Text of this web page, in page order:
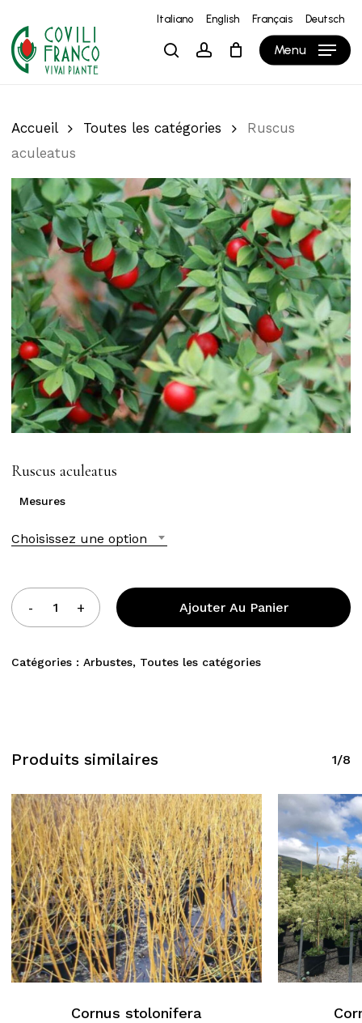
main
content
Italiano English Français Deutsch
searchaccount Menu
Panier Close
Cart
Accueil Toutes les catégories
Ruscus
aculeatus
Ruscus aculeatus
Mesures
Choisissez une option
Ajouter Au Panier
Catégories : Arbustes, Toutes les catégories
Produits similaires 1/8
Cornus stolonifera